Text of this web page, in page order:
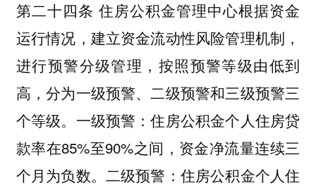
第二十四条 住房公积金管理中心根据资金
运行情况，建立资金流动性风险管理机制，
进行预警分级管理，按照预警等级由低到
高，分为一级预警、二级预警和三级预警三
个等级。一级预警：住房公积金个人住房贷
款率在85%至90%之间，资金净流量连续三
个月为负数。二级预警：住房公积金个人住